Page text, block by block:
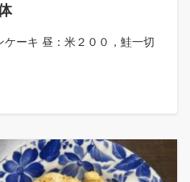
ーキ 昼：米２００，鮭一切